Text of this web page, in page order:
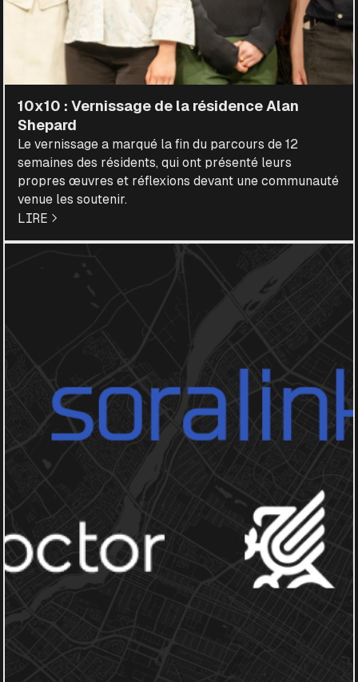
10x10 : Vernissage de la résidence Alan
Shepard
Le vernissage a marqué la fin du parcours de 12
semaines des résidents, qui ont présenté leurs
propres œuvres et réflexions devant une communauté
venue les soutenir.
LIRE